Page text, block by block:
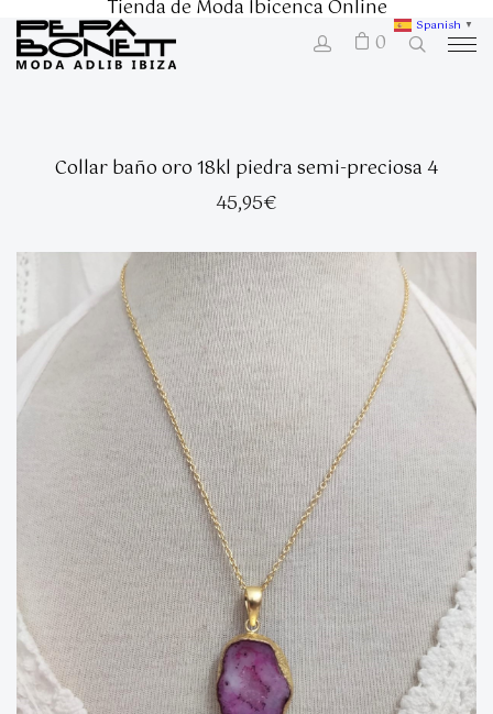
0
Tienda de Moda Ibicenca Online
Collar baño oro 18kl piedra semi-preciosa 4
45,95€
Spanish ▼